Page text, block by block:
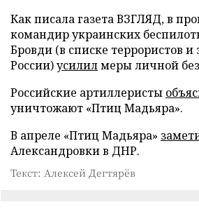
Как писала газета ВЗГЛЯД, в
командир украинских
Бровди (в списке террористов и
России)усилилмеры личной
Российские артиллеристы
уничтожают «Птиц Мадьяра».
В апреле «Птиц Мадьяра»
Александровки в ДНР.
Текст: Алексей Дегтярёв